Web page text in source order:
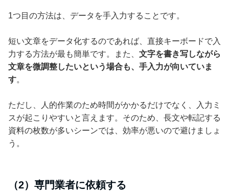
1つ目の方法は、データを手入力することです。
短い文章をデータ化するのであれば、直接キーボードで入
力する方法が最も簡単です。また、 文字を書き写しながら
文章を微調整したいという場合も、手入力が向いていま
す。
ただし、人的作業のため時間がかかるだけでなく、入力ミ
スが起こりやすいと言えます。そのため、長文や転記する
資料の枚数が多いシーンでは、効率が悪いので避けましょ
う。
（2）専門業者に依頼する